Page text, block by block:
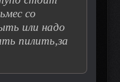
со
или надо
пилить,за